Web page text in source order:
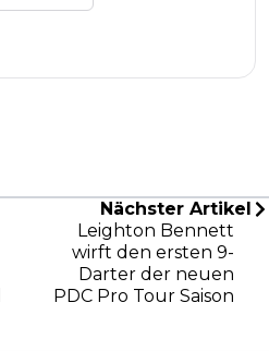
Nächster Artikel
Leighton Bennett
wirft den ersten 9-
Darter der neuen
PDC Pro Tour Saison